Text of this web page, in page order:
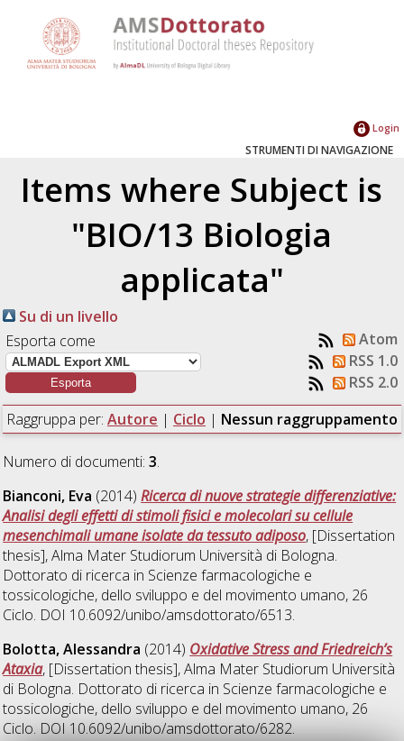
Login
STRUMENTI DI NAVIGAZIONE
Items where Subject is
"BIO/13 Biologia
applicata"
Su di un livello
Esporta come
Atom
RSS 1.0
RSS 2.0
Raggruppa per: Autore | Ciclo | Nessun raggruppamento
Numero di documenti:3.
Bianconi, Eva (2014)Ricerca di nuove strategie differenziative:
Analisi degli effetti di stimoli fisici e molecolari su cellule
mesenchimali umane isolate da tessuto adiposo, [Dissertation
thesis], Alma Mater Studiorum Università di Bologna.
Dottorato di ricerca in Scienze farmacologiche e
tossicologiche, dello sviluppo e del movimento umano, 26
Ciclo. DOI 10.6092/unibo/amsdottorato/6513.
Bolotta, Alessandra (2014) Oxidative Stress and Friedreich’s
Ataxia, [Dissertation thesis], Alma Mater Studiorum Università
di Bologna. Dottorato di ricerca in Scienze farmacologiche e
tossicologiche, dello sviluppo e del movimento umano, 26
Ciclo. DOI 10.6092/unibo/amsdottorato/6282.